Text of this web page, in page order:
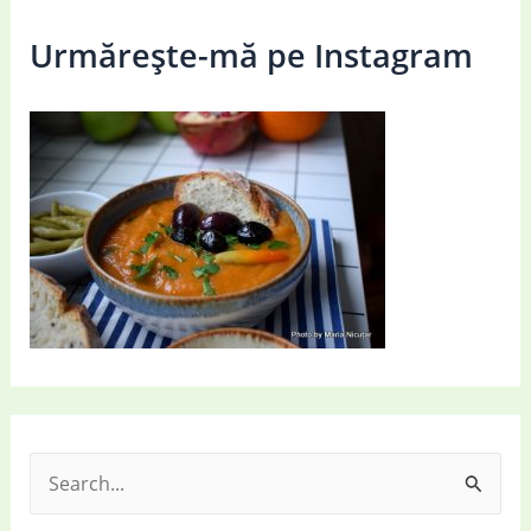
Urmărește-mă pe Instagram
e